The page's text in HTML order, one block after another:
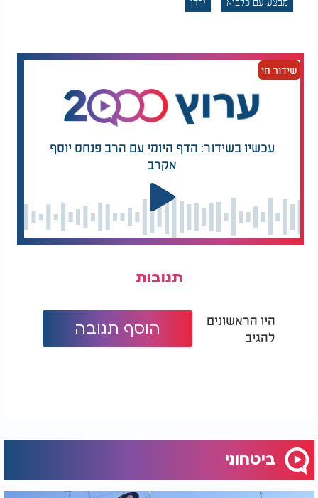
ששואפת להרחיב את השפעתה הצבאית והפוליטית על
התחושות הציבוריות בירדן
חלק מהציבור הירדני רואה במלחמה בין איראן לישראל
סכסוך של מעצמות, כאשר כל צד פועל מתוך אינטרסים
אישיים, ולא מתוך מניעים מוסריים. לאור זאת, ישנם
הערבי משלם את המחיר מבלי לראות תוצאות אמיתיות
פרופ' רונן יצחק, ראש החטיבה ללימודי המזרח התיכון
במכללה האקדמית גליל מערבי, ציין כי אחד הדברים
הבולטים בימים האחרונים הוא היעדר ההפגנות או
המחאות חזקות נגד ישראל על פעולתה באיראן. "במהלך
איום גדול יותר מישראל. למרות שמצבם כלפי ישראל
ישראל על פני איראן", אמר יצחק.
מצב רוח מעורב בממלכה
שידור חי
עכשיו בשידור: הדף היומי עם הרב פנחס יוסף
אקרב
תגובות
היו הראשונים
להגיב
הוסף תגובה
ביטחוני